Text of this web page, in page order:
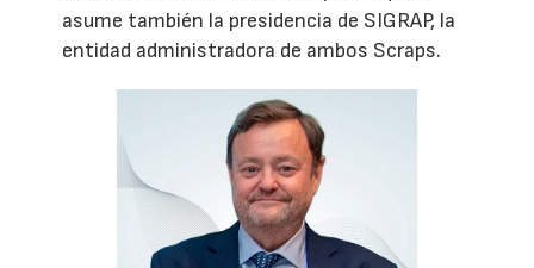
asume también la presidencia de SIGRAP, la
entidad administradora de ambos Scraps.